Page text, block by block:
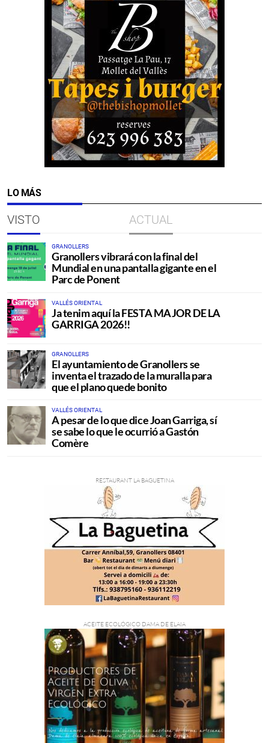
LO MÁS
VISTO ACTUAL
GRANOLLERS
Granollers vibrará con la final del
Mundial en una pantalla gigante en el
Parc de Ponent
VALLÉS ORIENTAL
Ja tenim aquí la FESTA MAJOR DE LA
GARRIGA 2026!!
GRANOLLERS
El ayuntamiento de Granollers se
inventa el trazado de la muralla para
que el plano quede bonito
VALLÉS ORIENTAL
A pesar de lo que dice Joan Garriga, sí
se sabe lo que le ocurrió a Gastón
Comère